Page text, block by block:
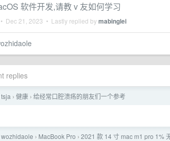
软件开发,请教 v 友如何学习
• Dec 21, 2023 • Lastly replied bymabinglei
replies
tsja › 健康 › 给经常口腔溃疡的朋友们一个参考
wozhidaole › MacBook Pro › 2021 款 14 寸 mac m1 pro 1%